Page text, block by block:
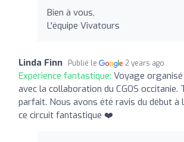
Bien à vous,
L'équipe Vivatours
Linda Finn Publié le 2 years ago
Expérience fantastique: Voyage organisé
avec la collaboration du CGOS occitanie.
parfait. Nous avons été ravis du début à
ce circuit fantastique ❤️